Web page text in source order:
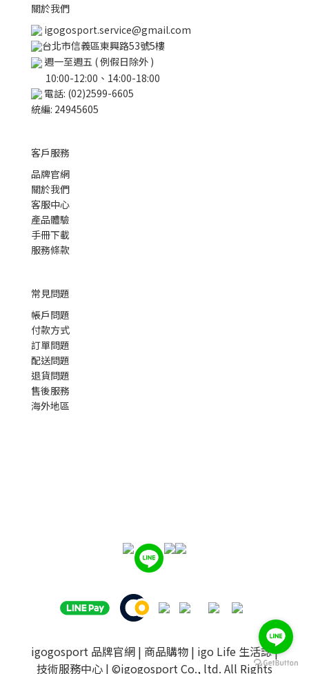
立即購買
關於我們
igogosport.service@gmail.com
台北市信義區東興路53號5樓
週一至週五 ( 例假日除外 )
10:00-12:00、14:00-18:00
電話: (02)2599-6605
統編: 24945605
客戶服務
品牌官網
關於我們
客服中心
產品體驗
手冊下載
服務條款
常見問題
帳戶問題
付款方式
訂單問題
配送問題
退貨問題
售後服務
海外地區
igogosport 品牌官網 | 商品購物 | igo Life 生活誌|
技術服務中心 | ©igogosport Co., ltd. All Rights